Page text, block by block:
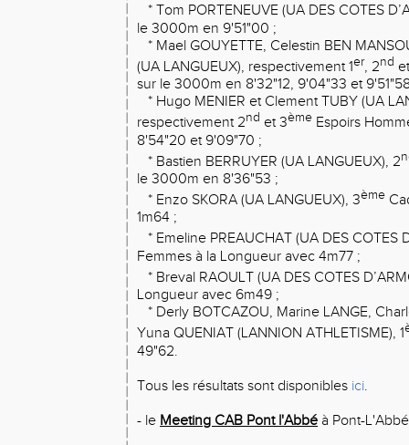
* Tom PORTENEUVE (UA DES COTES
le 3000m en 9'51"00 ;
* Mael GOUYETTE, Celestin BEN
(UA LANGUEUX), respectivement 1er, 2nd
sur le 3000m en 8'32"12, 9'04"33 et
* Hugo MENIER et Clement TUBY (UA
respectivement 2nd et 3ème Espoirs
8'54"20 et 9'09"70 ;
* Bastien BERRUYER (UA LANGUEUX), 2
le 3000m en 8'36"53 ;
* Enzo SKORA (UA LANGUEUX), 3ème
1m64 ;
* Emeline PREAUCHAT (UA DES COTES
Femmes à la Longueur avec 4m77 ;
* Breval RAOULT (UA DES COTES
Longueur avec 6m49 ;
* Derly BOTCAZOU, Marine LANGE,
Yuna QUENIAT (LANNION ATHLETISME), 1
49"62.
Tous les résultats sont disponibles ici.
- le Meeting CAB Pont l'Abbé à Pont-